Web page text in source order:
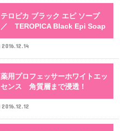
テロピカ ブラック エピ ソープ
／ TEROPICA Black Epi Soap
2016.12.14
薬用プロフェッサーホワイトエッ
センス 角質層まで浸透！
2016.12.12